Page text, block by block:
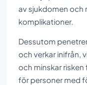
av sjukdomen och
komplikationer.
Dessutom
och verkar inifrån,
och minskar
för personer med